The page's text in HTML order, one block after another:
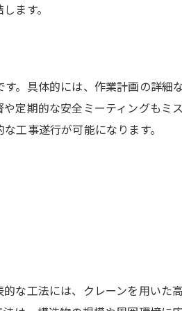
ます。
。具体的には、作業計画の詳細
定期的な安全ミーティングもミ
工事遂行が可能になります。
な工法には、クレーンを用いた